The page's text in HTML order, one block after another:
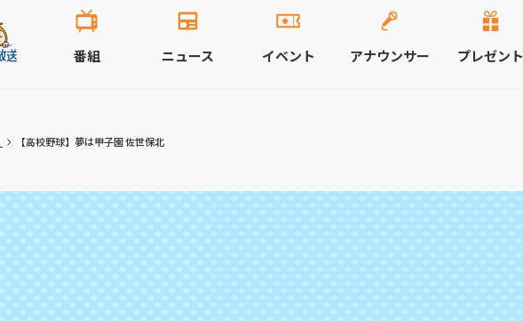
番組 ニュース イベント アナウンサー プレゼント
【高校野球】夢は甲子園 佐世保北